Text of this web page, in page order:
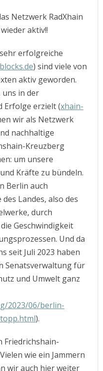
Netzwerk RadXhain
aktiv!!
erfolgreiche
) sind viele von
aktiv geworden.
uns in der
Erfolge erzielt (xhain-
wir als Netzwerk
nachhaltige
Kreuzberg
um unsere
Kräfte zu bündeln.
Berlin auch
Landes, also des
durch
Geschwindigkeit
Und da
seit Juli 2023 haben
Senatsverwaltung für
und Umwelt ganz
2023/06/berlin-
).
Friedrichshain-
wie ein Jammern
wir auch hier weiter